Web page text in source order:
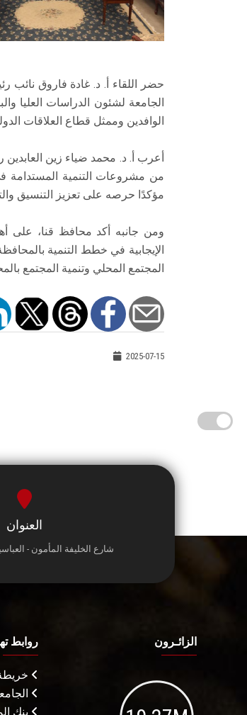
حضر اللقاء أ. د. غادة فاروق نائب
الجامعة لشئون الدراسات العليا
الوافدين وممثل قطاع العلاقات
أعرب أ. د. محمد ضياء زين
من مشروعات التنمية المستدامة
مؤكدًا حرصه على تعزيز التنسيق
ومن جانبه أكد محافظ قنا، على
الإيجابية في خطط التنمية
المجتمع المحلي وتنمية المجتمع
2025-07-15
العنوان
شارع الخليفة المأمون -
الزائـرون روابط
بنك